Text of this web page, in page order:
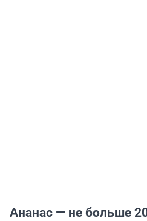
Ананас — не больше